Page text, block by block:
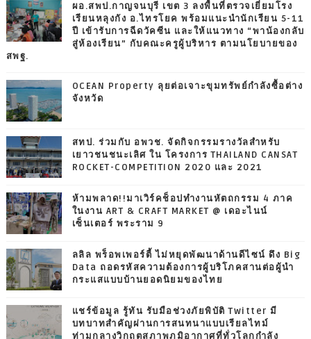
ผอ.สพป.กาญจนบุรี เขต 3 ลงพื้นที่ตรวจเยี่ยมโรง
เรียนหลุงกัง อ.ไทรโยค พร้อมแนะนำนักเรียน 5-11
ปี เข้ารับการฉีดวัคซีน และให้แนวทาง “พาน้องกลับ
สู่ห้องเรียน” กับคณะครูผู้บริหาร ตามนโยบายของ
สพฐ.
OCEAN Property ลุยต่อเจาะขุมทรัพย์กำลังซื้อต่าง
จังหวัด
สทป. ร่วมกับ อพวช. จัดกิจกรรมรางวัลสำหรับ
เยาวชนชนะเลิศ ใน โครงการ THAILAND CANSAT
ROCKET-COMPETITION 2020 และ 2021
ห้ามพลาด!!มาเวิร์คช็อปทำงานหัตถกรรม 4 ภาค
ในงาน ART & CRAFT MARKET @ เดอะไนน์
เซ็นเตอร์ พระราม 9
ลลิล พร็อพเพอร์ตี้ ไม่หยุดพัฒนาด้านดีไซน์ ดึง Big
Data ถอดรหัสความต้องการผู้บริโภคสานต่อผู้นำ
กระแสแบบบ้านยอดนิยมของไทย
แชร์ข้อมูล รู้ทัน รับมือช่วงภัยพิบัติ Twitter มี
บทบาทสำคัญผ่านการสนทนาแบบเรียลไทม์
ท่ามกลางวิกฤตสภาพภูมิอากาศที่ทั่วโลกกำลัง